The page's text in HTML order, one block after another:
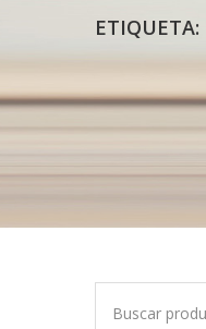
ETIQUETA: